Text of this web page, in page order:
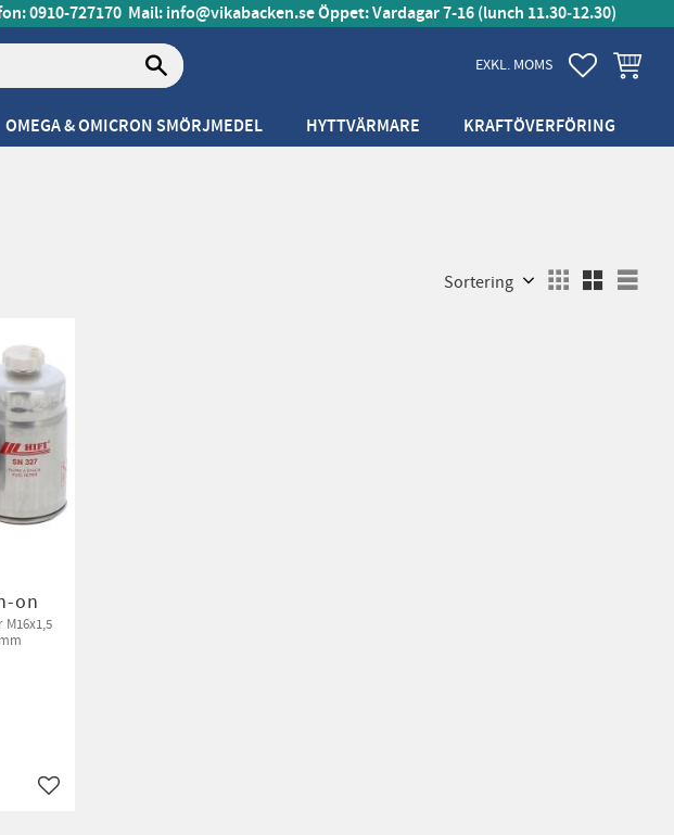
0910-727170 Mail:info@vikabacken.seÖppet: Vardagar 7-16 (lunch 11.30‑12.30)
EXKL. MOMS FAVORITER
OMEGA & OMICRON SMÖRJMEDEL HYTTVÄRMARE KRAFTÖVERFÖRING
on
Lägg till i favoriter